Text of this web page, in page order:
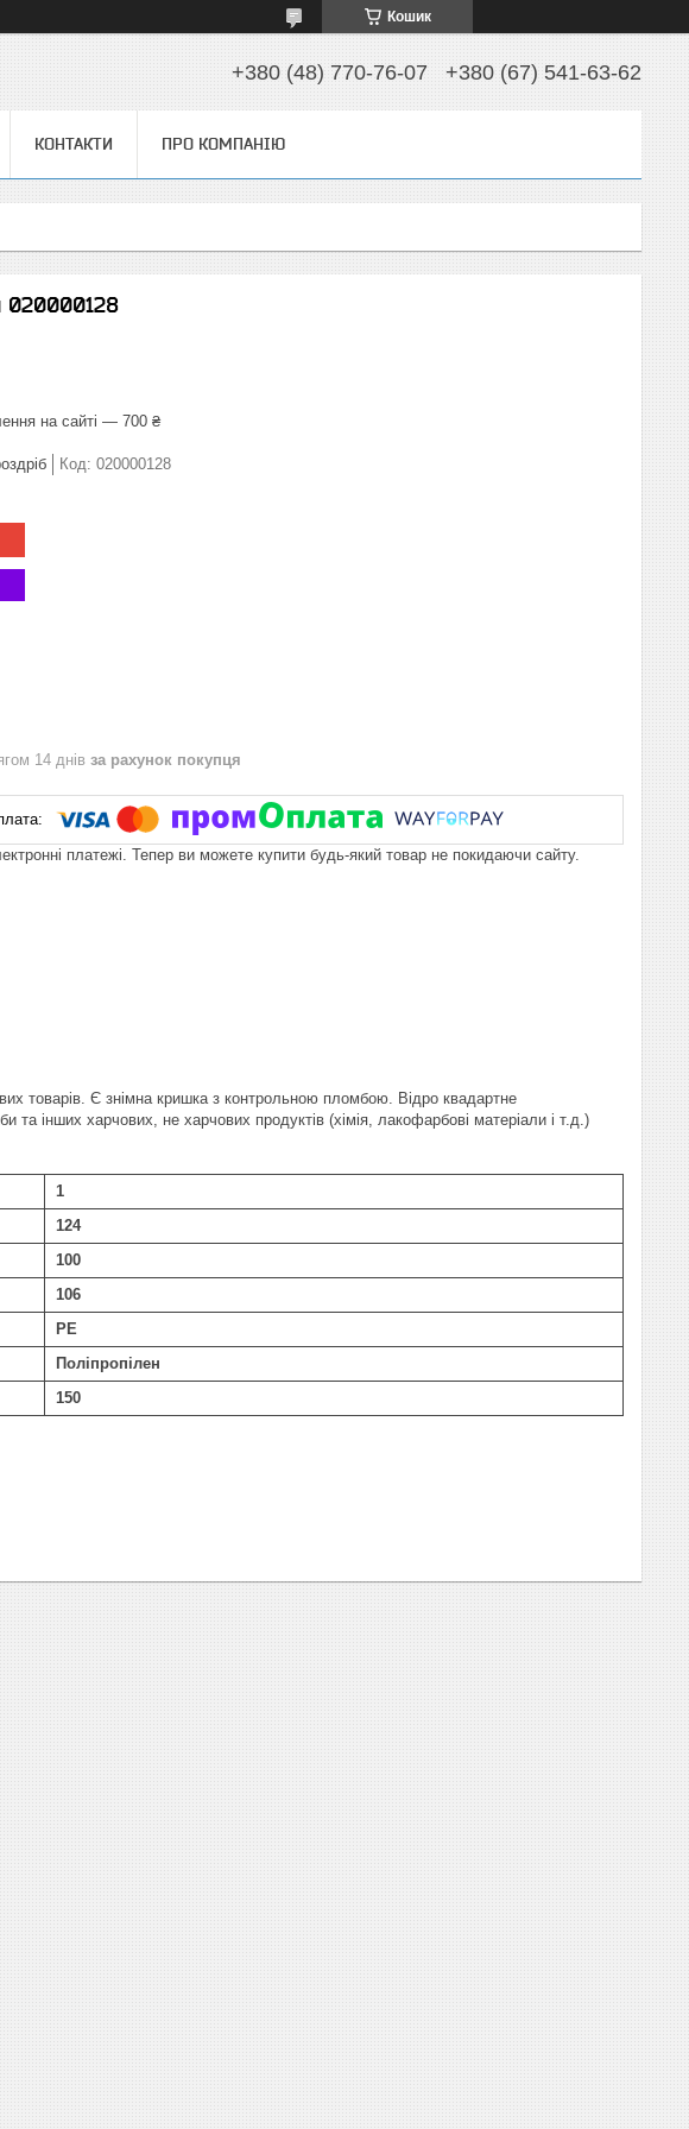
Кошик
+380 (48) 770-76-07 +380 (67) 541-63-62
КОНТАКТИ ПРО КОМПАНІЮ
020000128
на сайті — 700 ₴
Код: 020000128
14 днів за рахунок покупця
платежі. Тепер ви можете купити будь-який товар не покидаючи сайту.
товарів. Є знімна кришка з контрольною пломбою. Відро квадартне
інших харчових, не харчових продуктів (хімія, лакофарбові матеріали і т.д.)
1
124
100
106
РЕ
Поліпропілен
150